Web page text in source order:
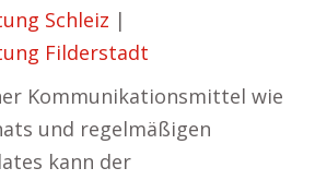
Schleiz |
Filderstadt
Kommunikationsmittel wie
und regelmäßigen
kann der